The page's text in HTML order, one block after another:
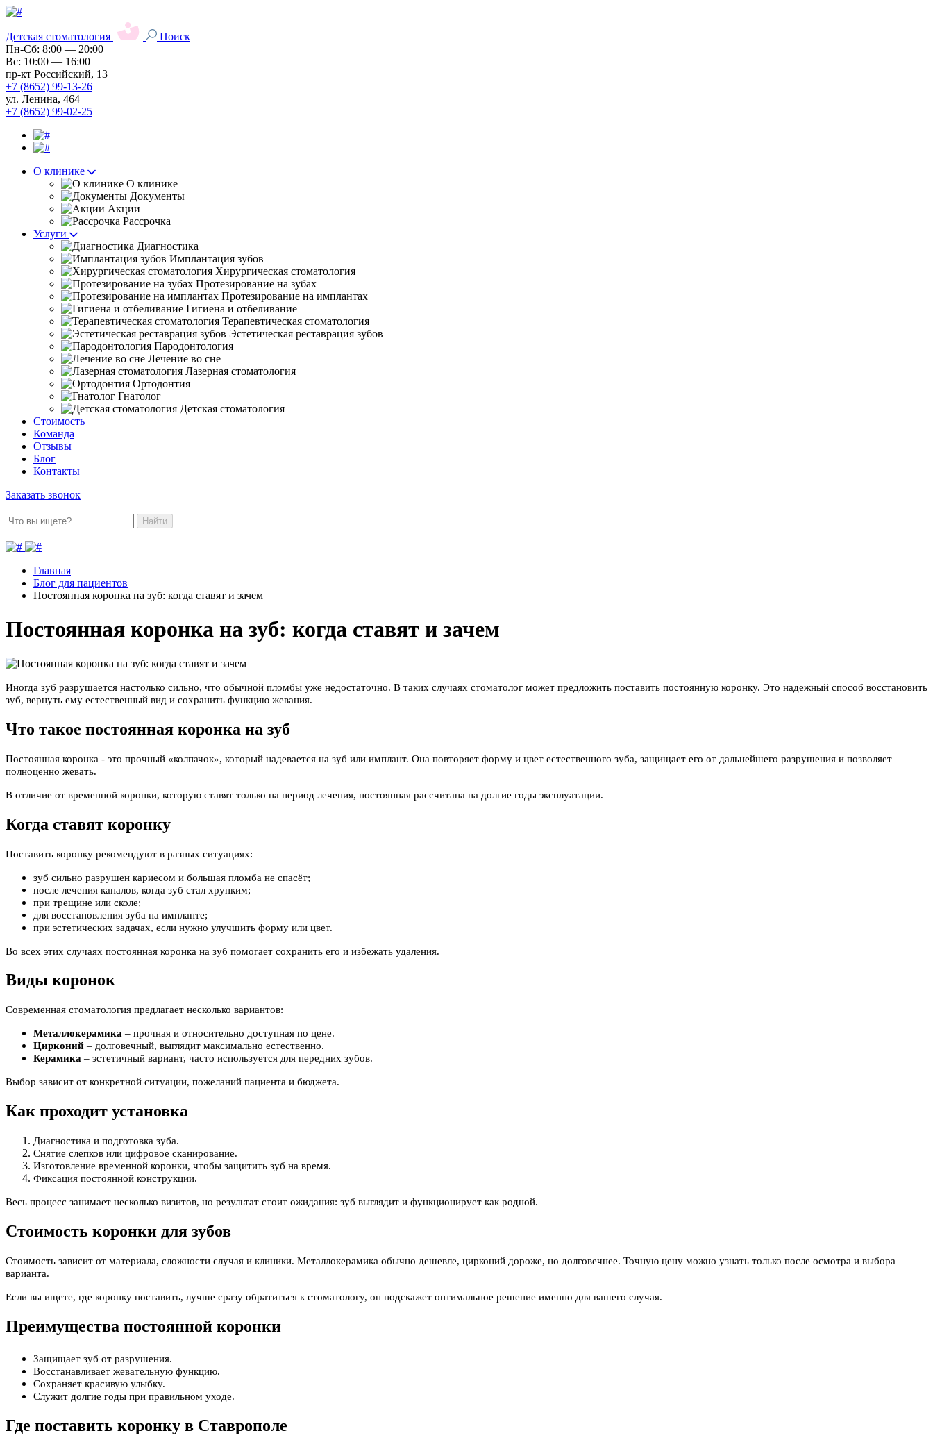
Детская стоматология
Поиск
Пн-Сб: 8:00 — 20:00
Вс: 10:00 — 16:00
пр-кт Российский, 13
+7 (8652) 99-13-26
ул. Ленина, 464
+7 (8652) 99-02-25
О клинике
О клинике
Документы
Акции
Рассрочка
Услуги
Диагностика
Имплантация зубов
Хирургическая стоматология
Протезирование на зубах
Протезирование на имплантах
Гигиена и отбеливание
Терапевтическая стоматология
Эстетическая реставрация зубов
Пародонтология
Лечение во сне
Лазерная стоматология
Ортодонтия
Гнатолог
Детская стоматология
Стоимость
Команда
Отзывы
Блог
Контакты
Заказать звонок
Найти
Главная
Блог для пациентов
Постоянная коронка на зуб: когда ставят и зачем
Постоянная коронка на зуб: когда ставят и зачем
Иногда зуб разрушается настолько сильно, что обычной пломбы уже недостаточно. В таких случаях стоматолог может предложить поставить постоянную коронку. Это надежный способ восстановить
зуб, вернуть ему естественный вид и сохранить функцию жевания.
Что такое постоянная коронка на зуб
Постоянная коронка - это прочный «колпачок», который надевается на зуб или имплант. Она повторяет форму и цвет естественного зуба, защищает его от дальнейшего разрушения и позволяет
полноценно жевать.
В отличие от временной коронки, которую ставят только на период лечения, постоянная рассчитана на долгие годы эксплуатации.
Когда ставят коронку
Поставить коронку рекомендуют в разных ситуациях:
зуб сильно разрушен кариесом и большая пломба не спасёт;
после лечения каналов, когда зуб стал хрупким;
при трещине или сколе;
для восстановления зуба на импланте;
при эстетических задачах, если нужно улучшить форму или цвет.
Во всех этих случаях постоянная коронка на зуб помогает сохранить его и избежать удаления.
Виды коронок
Современная стоматология предлагает несколько вариантов:
Металлокерамика – прочная и относительно доступная по цене.
Цирконий – долговечный, выглядит максимально естественно.
Керамика – эстетичный вариант, часто используется для передних зубов.
Выбор зависит от конкретной ситуации, пожеланий пациента и бюджета.
Как проходит установка
Диагностика и подготовка зуба.
Снятие слепков или цифровое сканирование.
Изготовление временной коронки, чтобы защитить зуб на время.
Фиксация постоянной конструкции.
Весь процесс занимает несколько визитов, но результат стоит ожидания: зуб выглядит и функционирует как родной.
Стоимость коронки для зубов
Стоимость зависит от материала, сложности случая и клиники. Металлокерамика обычно дешевле, цирконий дороже, но долговечнее. Точную цену можно узнать только после осмотра и выбора
варианта.
Если вы ищете, где коронку поставить, лучше сразу обратиться к стоматологу, он подскажет оптимальное решение именно для вашего случая.
Преимущества постоянной коронки
Защищает зуб от разрушения.
Восстанавливает жевательную функцию.
Сохраняет красивую улыбку.
Служит долгие годы при правильном уходе.
Где поставить коронку в Ставрополе